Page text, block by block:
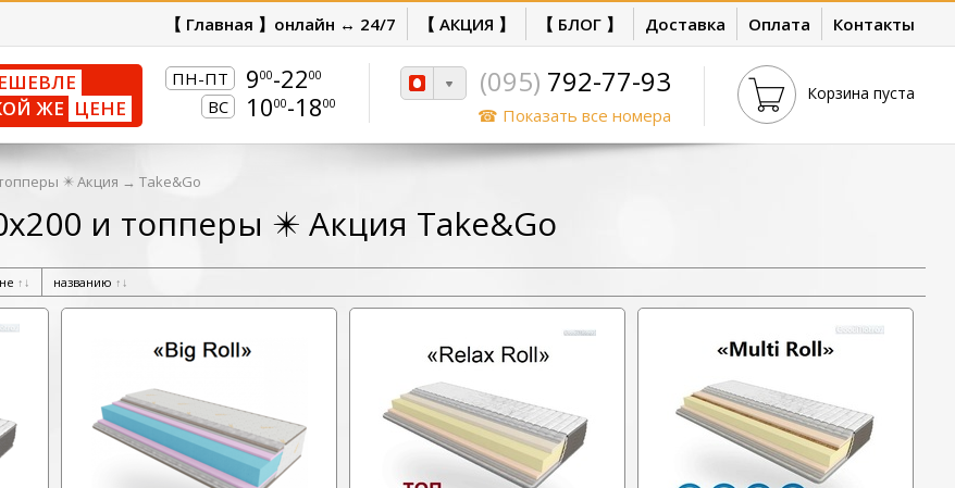
【 Главная 】онлайн ↔ 24/7 【 АКЦИЯ 】 【 БЛОГ 】 Доставка Оплата Контакты
Корзина пуста
(095) 792-77-93
☎ Показать все номера
ПН-ПТ 900-2200
ВС 1000-1800
ЖЕ ЦЕНЕ
✴️ Акция → Take&Go
и топперы ✴️ Акция Take&Go
↑ ↓ названию ↑ ↓